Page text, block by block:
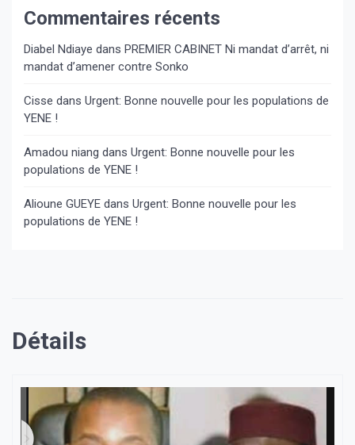
Commentaires récents
Diabel Ndiaye dans PREMIER CABINET Ni mandat d’arrêt, ni
mandat d’amener contre Sonko
Cisse dans Urgent: Bonne nouvelle pour les populations de
YENE !
Amadou niang dans Urgent: Bonne nouvelle pour les
populations de YENE !
Alioune GUEYE dans Urgent: Bonne nouvelle pour les
populations de YENE !
Détails